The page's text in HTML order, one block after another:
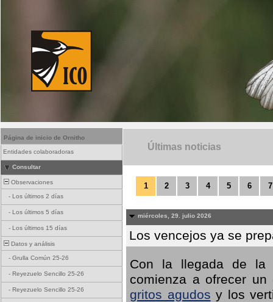
Página de inicio de Ornitho
Entidades colaboradoras
Consultar
Observaciones
- Los últimos 2 días
- Los últimos 5 días
- Los últimos 15 días
Datos y análisis
- Grulla Común 25-26
- Reyezuelo Sencillo 25-26
- Reyezuelo Sencillo 25-26
Últimas noticias
1 2 3 4 5 6 7
miércoles, 29. julio 2026
Los vencejos ya se
Con la llegada de la
comienza a ofrecer un
gritos agudos y los